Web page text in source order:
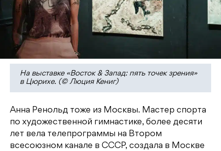
На выставке «Восток & Запад: пять точек зрения»
в Цюрихе. (© Люция Кениг)
Анна Ренольд тоже из Москвы. Мастер спорта
по художественной гимнастике, более десяти
лет вела телепрограммы на Втором
всесоюзном канале в СССР, создала в Москве